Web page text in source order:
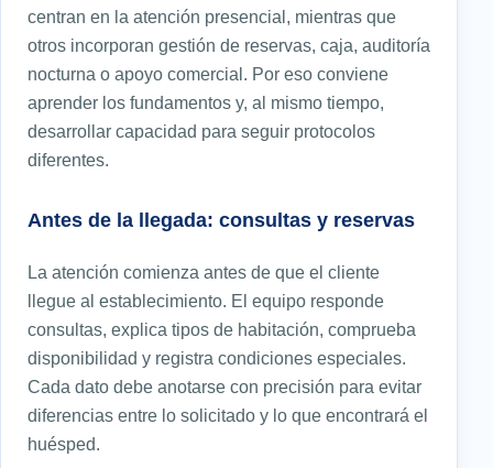
centran en la atención presencial, mientras que
otros incorporan gestión de reservas, caja, auditoría
nocturna o apoyo comercial. Por eso conviene
aprender los fundamentos y, al mismo tiempo,
desarrollar capacidad para seguir protocolos
diferentes.
Antes de la llegada: consultas y reservas
La atención comienza antes de que el cliente
llegue al establecimiento. El equipo responde
consultas, explica tipos de habitación, comprueba
disponibilidad y registra condiciones especiales.
Cada dato debe anotarse con precisión para evitar
diferencias entre lo solicitado y lo que encontrará el
huésped.